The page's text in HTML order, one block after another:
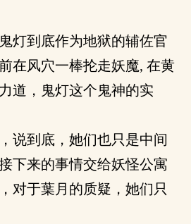
灯到底作为地狱的辅佐官
在风穴一棒抡走妖魔, 在黄
道，鬼灯这个鬼神的实
说到底，她们也只是中间
下来的事情交给妖怪公寓
对于葉月的质疑，她们只